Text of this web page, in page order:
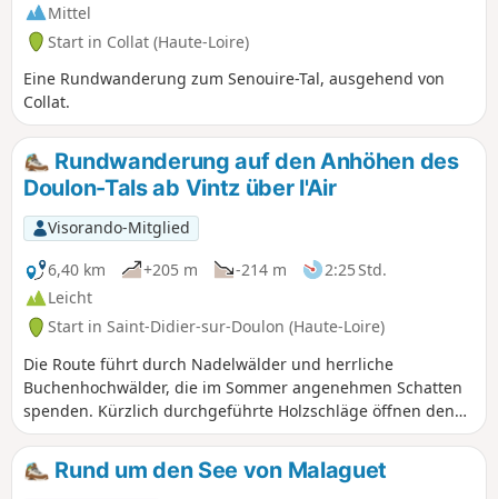
Mittel
Start in Collat (Haute-Loire)
Eine Rundwanderung zum Senouire-Tal, ausgehend von
Collat.
Rundwanderung auf den Anhöhen des
Doulon-Tals ab Vintz über l'Air
Visorando-Mitglied
6,40 km
+205 m -214 m
2:25 Std.
Leicht
Start in Saint-Didier-sur-Doulon (Haute-Loire)
Die Route führt durch Nadelwälder und herrliche
Buchenhochwälder, die im Sommer angenehmen Schatten
spenden. Kürzlich durchgeführte Holzschläge öffnen den
Blick auf das rechte Ufer des Doulon-Tals und bieten
herrliche Ausblicke.
Rund um den See von Malaguet